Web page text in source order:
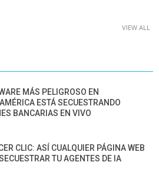
VIEW ALL
MÁS PELIGROSO EN
ESTÁ SECUESTRANDO
BANCARIAS EN VIVO
CLIC: ASÍ CUALQUIER PÁGINA WEB
TU AGENTES DE IA